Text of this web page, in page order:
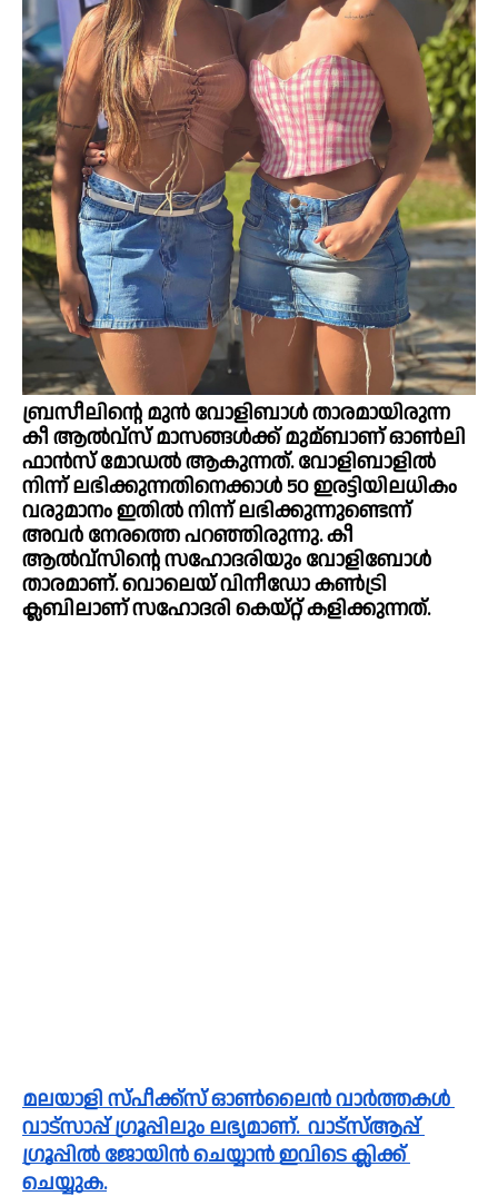
ബ്രസീലിന്റെ മുന്‍ വോളിബാള്‍ താരമായിരുന്ന
കീ ആല്‍വ്‌സ് മാസങ്ങള്‍ക്ക് മുമ്ബാണ് ഓണ്‍ലി
ഫാന്‍സ് മോഡല്‍ ആകുന്നത്. വോളിബാളില്‍
നിന്ന് ലഭിക്കുന്നതിനെക്കാള്‍ 50 ഇരട്ടിയിലധികം
വരുമാനം ഇതില്‍ നിന്ന് ലഭിക്കുന്നുണ്ടെന്ന്
അവര്‍ നേരത്തെ പറഞ്ഞിരുന്നു. കീ
ആല്‍വ്സിന്റെ സഹോദരിയും വോളിബോള്‍
താരമാണ്. വൊലെയ് വിനീഡോ കണ്‍ട്രി
ക്ലബിലാണ് സഹോദരി കെയ്റ്റ് കളിക്കുന്നത്.
മലയാളി സ്പീക്ക്സ്‌ ഓൺലൈൻ വാർത്തകൾ
വാട്സാപ്പ് ഗ്രൂപ്പിലും ലഭ്യമാണ്.  വാട്സ്ആപ്പ്
ഗ്രൂപ്പിൽ ജോയിൻ ചെയ്യാൻ ഇവിടെ ക്ലിക്ക്
ചെയ്യുക.